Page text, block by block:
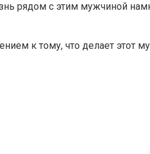
рядом с этим мужчиной
к тому, что делает этот